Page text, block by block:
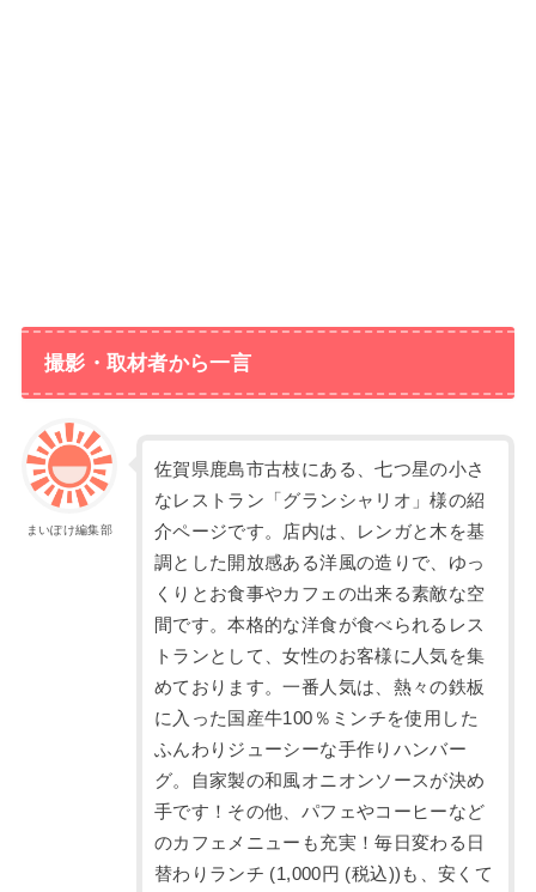
撮影・取材者から一言
まいぽけ編集部
佐賀県鹿島市古枝にある、七つ星の小さ
なレストラン「グランシャリオ」様の紹
介ページです。店内は、レンガと木を基
調とした開放感ある洋風の造りで、ゆっ
くりとお食事やカフェの出来る素敵な空
間です。本格的な洋食が食べられるレス
トランとして、女性のお客様に人気を集
めております。一番人気は、熱々の鉄板
に入った国産牛100％ミンチを使用した
ふんわりジューシーな手作りハンバー
グ。自家製の和風オニオンソースが決め
手です！その他、パフェやコーヒーなど
のカフェメニューも充実！毎日変わる日
替わりランチ (1,000円 (税込))も、安くて